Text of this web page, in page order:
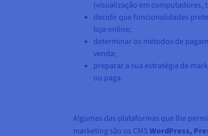
(visualização em computadores,
decidir que funcionalidades
loja online;
determinar os métodos de
venda;
preparar a sua estratégia de
ou paga.
Algumas das plataformas que lhe
marketing são os CMS WordPress,